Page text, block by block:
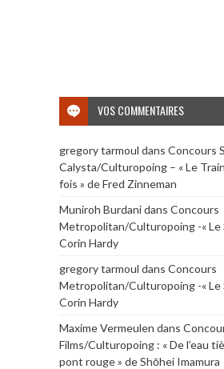
VOS COMMENTAIRES
gregory tarmoul dans Concours
Calysta/Culturopoing – « Le
fois » de Fred Zinneman
Muniroh Burdanidans Concours
Metropolitan/Culturopoing -« Le
Corin Hardy
gregory tarmoul dans Concours
Metropolitan/Culturopoing -« Le
Corin Hardy
Maxime Vermeulen dans
Films/Culturopoing : « De l’eau
pont rouge » de Shōhei Imamura